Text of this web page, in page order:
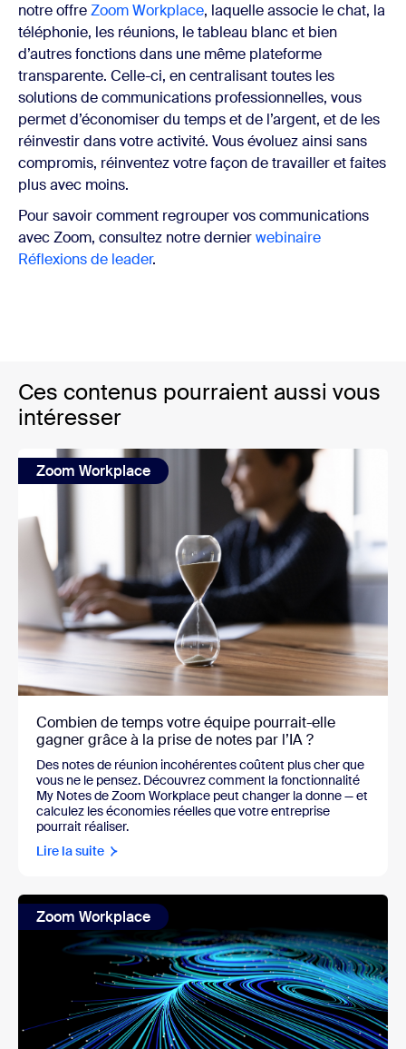
notre offreZoom Workplace, laquelle associe le chat, la
téléphonie, les réunions, le tableau blanc et bien
d’autres fonctions dans une même plateforme
transparente. Celle-ci, en centralisant toutes les
solutions de communications professionnelles, vous
permet d’économiser du temps et de l’argent, et de les
réinvestir dans votre activité. Vous évoluez ainsi sans
compromis, réinventez votre façon de travailler et faites
plus avec moins.
Pour savoir comment regrouper vos communications
avec Zoom, consultez notre dernierwebinaire
Réflexions de leader.
Ces contenus pourraient aussi vous
intéresser
Zoom Workplace
Combien de temps votre équipe pourrait-elle
gagner grâce à la prise de notes par l’IA ?
Des notes de réunion incohérentes coûtent plus cher que
vous ne le pensez. Découvrez comment la fonctionnalité
My Notes de Zoom Workplace peut changer la donne — et
calculez les économies réelles que votre entreprise
pourrait réaliser.
Lire la suite
Zoom Workplace